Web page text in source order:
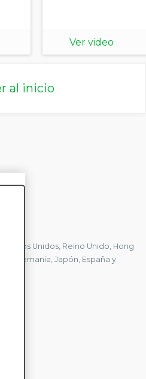
Ver video
al inicio
Unidos, Reino Unido, Hong
Alemania, Japón, España y